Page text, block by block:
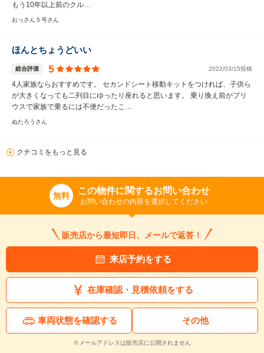
もう10年以上前のクル…
おっさん５号さん
ほんとちょうどいい
総合評価 5 2022/03/15投稿
4人家族ならおすすめです。 セカンドシート移動キットをつければ、子供ら
が大きくなっても二列目にゆったり座れると思います。 乗り換え前がプリ
ウスで家族で乗るには不便だったこ…
ぬたろうさん
クチコミをもっと見る
無料 この物件に関するお問い合わせ
お問い合わせの内容を選択してください
販売店から最短即日、メールで返答！
来店予約をする
在庫確認・見積依頼をする
車両状態を確認する その他
※メールアドレスは販売店に公開されません